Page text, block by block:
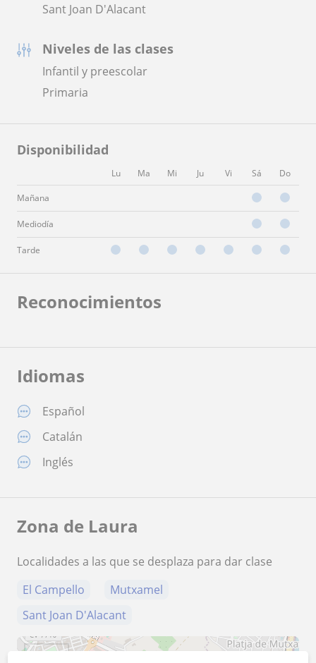
Sant Joan D'Alacant
Niveles de las clases
Infantil y preescolar
Primaria
Disponibilidad
Lu Ma Mi Ju Vi Sá Do
Mañana
Mediodía
Tarde
Reconocimientos
Idiomas
Español
Catalán
Inglés
Zona de Laura
Localidades a las que se desplaza para dar clase
El Campello
Mutxamel
Sant Joan D'Alacant
+ −